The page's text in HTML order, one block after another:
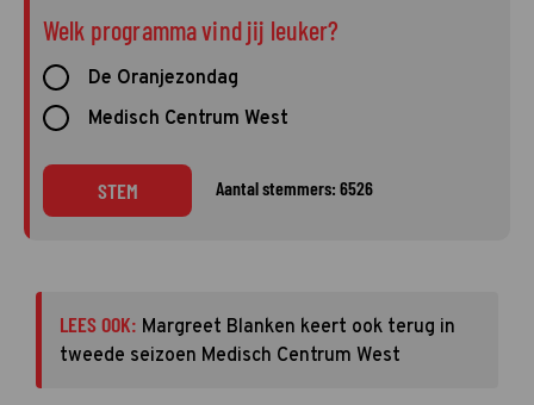
Welk programma vind jij leuker?
De Oranjezondag
Medisch Centrum West
STEM Aantal stemmers: 6526
LEES OOK: Margreet Blanken keert ook terug in
tweede seizoen Medisch Centrum West